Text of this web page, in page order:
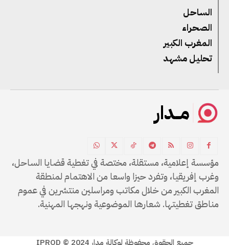
الساحل
الصحراء
المغرب الكبير
تحليل مشهد
مــدار
مؤسسة إعلامية، مستقلة، مختصة في تغطية قضايا الساحل،
وغرب إفريقيا، وتفرد حيزا واسعا من الاهتمام لمنطقة
المغرب الكبير من خلال مكاتب ومراسلين منتشرين في عموم
مناطق تغطيتها. شعارها الموضوعية ونهجها المهنية.
جميع الحقوق محفوظة لوكالة مدار IPROD © 2024